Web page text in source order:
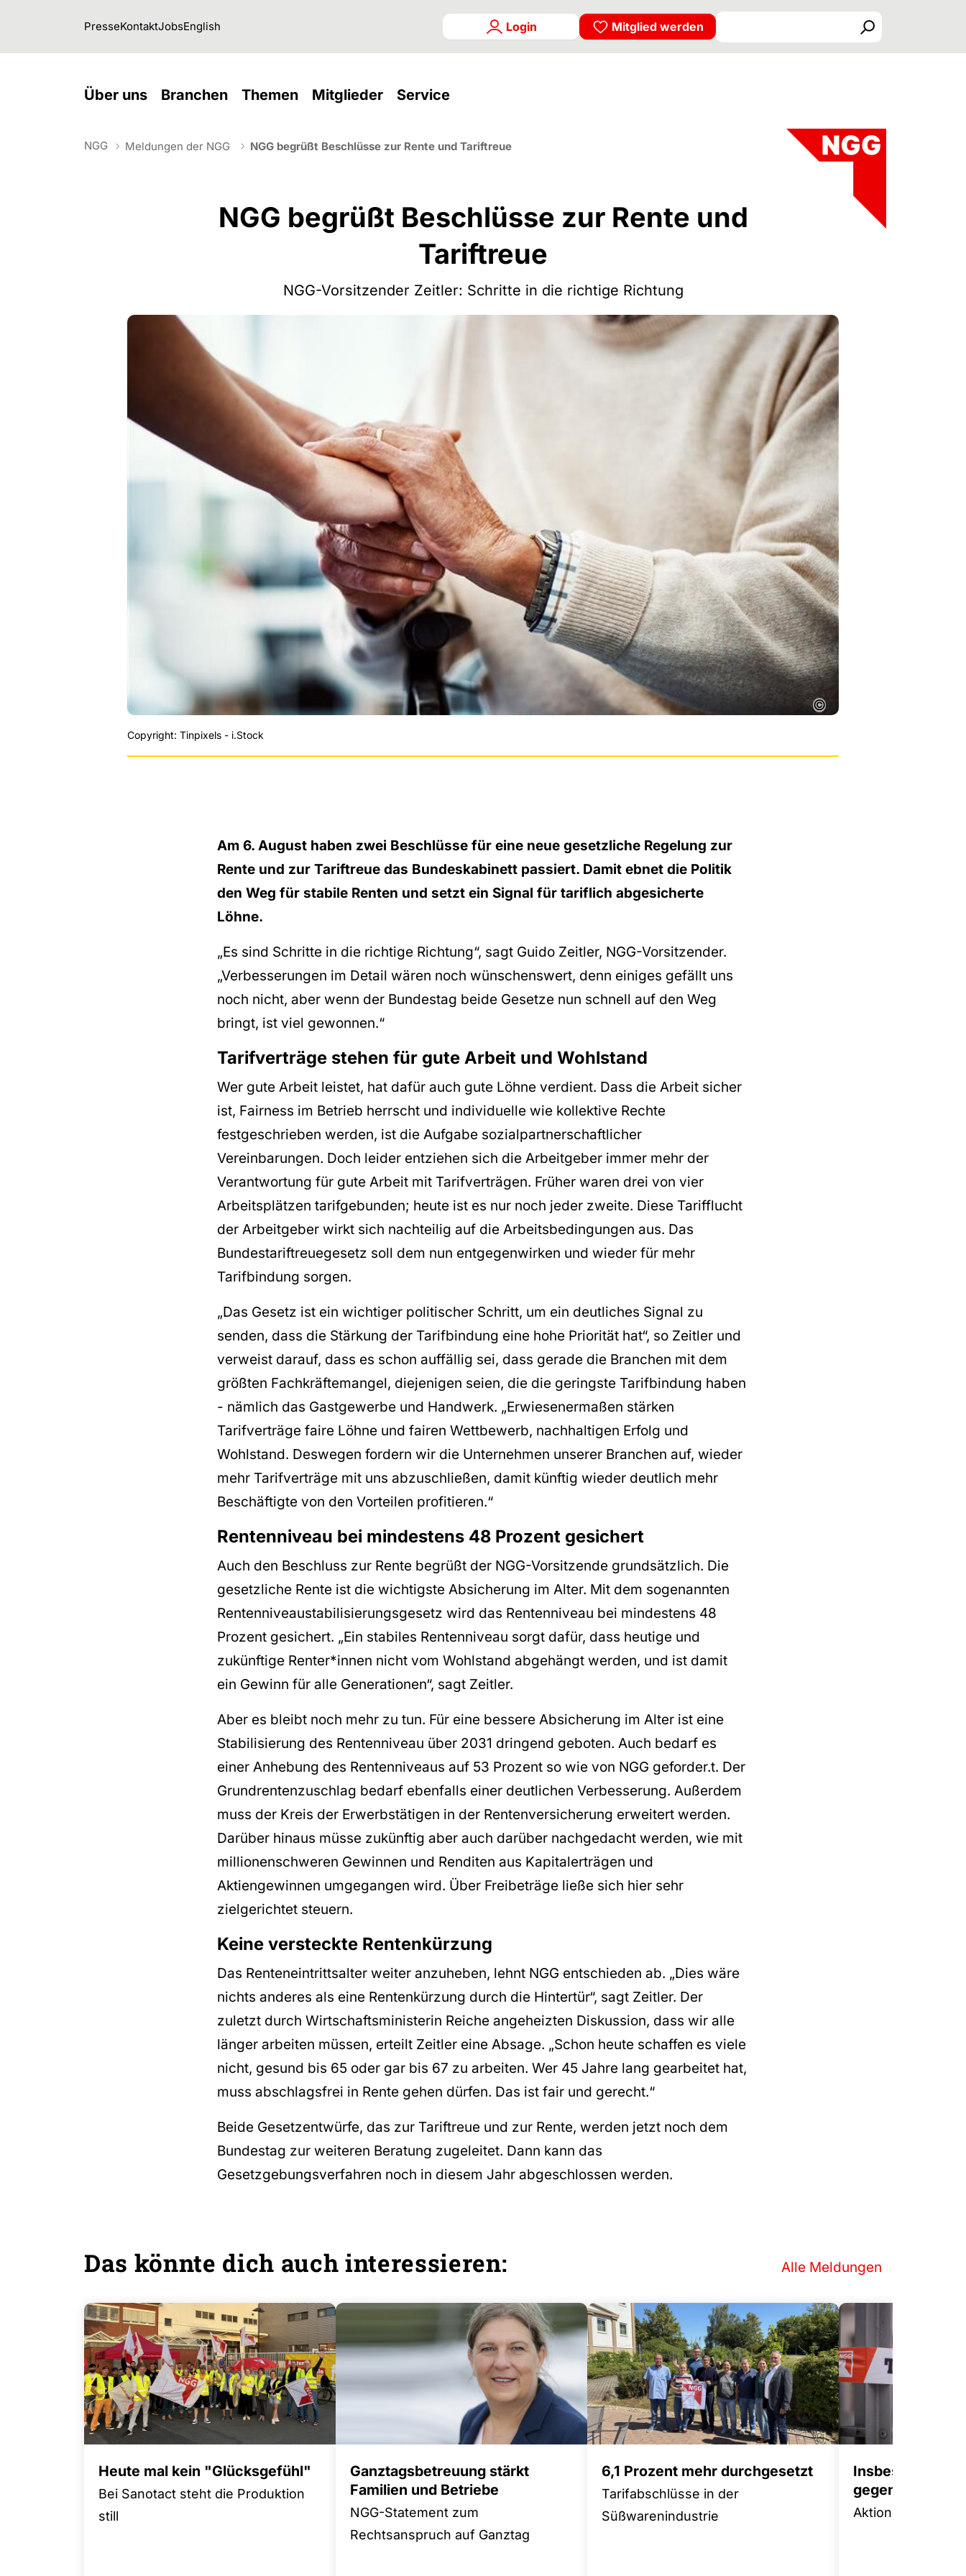
PresseKontaktJobsEnglish Login Mitglied werden
Suchen
Über uns(current)
Branchen(current)
Themen(current)
Mitglieder(current)
Service(current)
You are here:
NGG Meldungen der NGG NGG begrüßt Beschlüsse zur Rente und Tariftreue
NGG begrüßt Beschlüsse zur Rente und
Tariftreue
NGG-Vorsitzender Zeitler: Schritte in die richtige Richtung
©
Copyright: Tinpixels - i.Stock
Am 6. August haben zwei Beschlüsse für eine neue gesetzliche Regelung zur
Rente und zur Tariftreue das Bundeskabinett passiert. Damit ebnet die Politik
den Weg für stabile Renten und setzt ein Signal für tariflich abgesicherte
Löhne.
„Es sind Schritte in die richtige Richtung“, sagt Guido Zeitler, NGG-Vorsitzender.
„Verbesserungen im Detail wären noch wünschenswert, denn einiges gefällt uns
noch nicht, aber wenn der Bundestag beide Gesetze nun schnell auf den Weg
bringt, ist viel gewonnen.“
Tarifverträge stehen für gute Arbeit und Wohlstand
Wer gute Arbeit leistet, hat dafür auch gute Löhne verdient. Dass die Arbeit sicher
ist, Fairness im Betrieb herrscht und individuelle wie kollektive Rechte
festgeschrieben werden, ist die Aufgabe sozialpartnerschaftlicher
Vereinbarungen. Doch leider entziehen sich die Arbeitgeber immer mehr der
Verantwortung für gute Arbeit mit Tarifverträgen. Früher waren drei von vier
Arbeitsplätzen tarifgebunden; heute ist es nur noch jeder zweite. Diese Tarifflucht
der Arbeitgeber wirkt sich nachteilig auf die Arbeitsbedingungen aus. Das
Bundestariftreuegesetz soll dem nun entgegenwirken und wieder für mehr
Tarifbindung sorgen.
„Das Gesetz ist ein wichtiger politischer Schritt, um ein deutliches Signal zu
senden, dass die Stärkung der Tarifbindung eine hohe Priorität hat“, so Zeitler und
verweist darauf, dass es schon auffällig sei, dass gerade die Branchen mit dem
größten Fachkräftemangel, diejenigen seien, die die geringste Tarifbindung haben
- nämlich das Gastgewerbe und Handwerk. „Erwiesenermaßen stärken
Tarifverträge faire Löhne und fairen Wettbewerb, nachhaltigen Erfolg und
Wohlstand. Deswegen fordern wir die Unternehmen unserer Branchen auf, wieder
mehr Tarifverträge mit uns abzuschließen, damit künftig wieder deutlich mehr
Beschäftigte von den Vorteilen profitieren.“
Rentenniveau bei mindestens 48 Prozent gesichert
Auch den Beschluss zur Rente begrüßt der NGG-Vorsitzende grundsätzlich. Die
gesetzliche Rente ist die wichtigste Absicherung im Alter. Mit dem sogenannten
Rentenniveaustabilisierungsgesetz wird das Rentenniveau bei mindestens 48
Prozent gesichert. „Ein stabiles Rentenniveau sorgt dafür, dass heutige und
zukünftige Renter*innen nicht vom Wohlstand abgehängt werden, und ist damit
ein Gewinn für alle Generationen“, sagt Zeitler.
Aber es bleibt noch mehr zu tun. Für eine bessere Absicherung im Alter ist eine
Stabilisierung des Rentenniveau über 2031 dringend geboten. Auch bedarf es
einer Anhebung des Rentenniveaus auf 53 Prozent so wie von NGG geforder.t. Der
Grundrentenzuschlag bedarf ebenfalls einer deutlichen Verbesserung. Außerdem
muss der Kreis der Erwerbstätigen in der Rentenversicherung erweitert werden.
Darüber hinaus müsse zukünftig aber auch darüber nachgedacht werden, wie mit
millionenschweren Gewinnen und Renditen aus Kapitalerträgen und
Aktiengewinnen umgegangen wird. Über Freibeträge ließe sich hier sehr
zielgerichtet steuern.
Keine versteckte Rentenkürzung
Das Renteneintrittsalter weiter anzuheben, lehnt NGG entschieden ab. „Dies wäre
nichts anderes als eine Rentenkürzung durch die Hintertür“, sagt Zeitler. Der
zuletzt durch Wirtschaftsministerin Reiche angeheizten Diskussion, dass wir alle
länger arbeiten müssen, erteilt Zeitler eine Absage. „Schon heute schaffen es viele
nicht, gesund bis 65 oder gar bis 67 zu arbeiten. Wer 45 Jahre lang gearbeitet hat,
muss abschlagsfrei in Rente gehen dürfen. Das ist fair und gerecht.“
Beide Gesetzentwürfe, das zur Tariftreue und zur Rente, werden jetzt noch dem
Bundestag zur weiteren Beratung zugeleitet. Dann kann das
Gesetzgebungsverfahren noch in diesem Jahr abgeschlossen werden.
Das könnte dich auch interessieren: Alle Meldungen
Heute mal kein "Glücksgefühl"
Bei Sanotact steht die Produktion
still
Ganztagsbetreuung stärkt
Familien und Betriebe
NGG-Statement zum
Rechtsanspruch auf Ganztag
6,1 Prozent mehr durchgesetzt
Tarifabschlüsse in der
Süßwarenindustrie
Insbesondere
gegen
Aktionsplan für